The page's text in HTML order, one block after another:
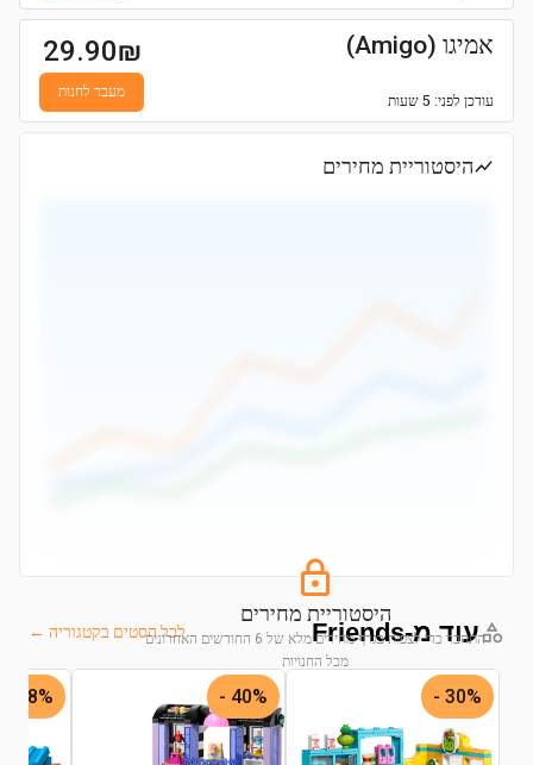
אמיגו (Amigo)
עודכן לפני: 5 שעות
29.90₪
מעבר לחנות
היסטוריית מחירים
היסטוריית מחירים
התחבר כדי לצפות בגרף מחירים מלא של 6 החודשים האחרונים
מכל החנויות
התחבר לצפייה בגרף
עוד מ-Friends לכל הסטים בקטגוריה ←
30% -
40% -
18% -